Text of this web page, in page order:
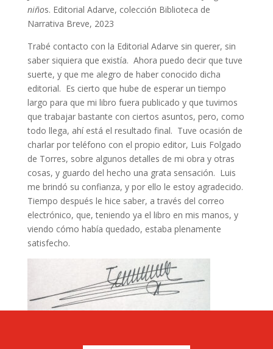
niños. Editorial Adarve, colección Biblioteca de
Narrativa Breve, 2023
Trabé contacto con la Editorial Adarve sin querer, sin
saber siquiera que existía. Ahora puedo decir que tuve
suerte, y que me alegro de haber conocido dicha
editorial. Es cierto que hube de esperar un tiempo
largo para que mi libro fuera publicado y que tuvimos
que trabajar bastante con ciertos asuntos, pero, como
todo llega, ahí está el resultado final. Tuve ocasión de
charlar por teléfono con el propio editor, Luis Folgado
de Torres, sobre algunos detalles de mi obra y otras
cosas, y guardo del hecho una grata sensación. Luis
me brindó su confianza, y por ello le estoy agradecido.
Tiempo después le hice saber, a través del correo
electrónico, que, teniendo ya el libro en mis manos, y
viendo cómo había quedado, estaba plenamente
satisfecho.